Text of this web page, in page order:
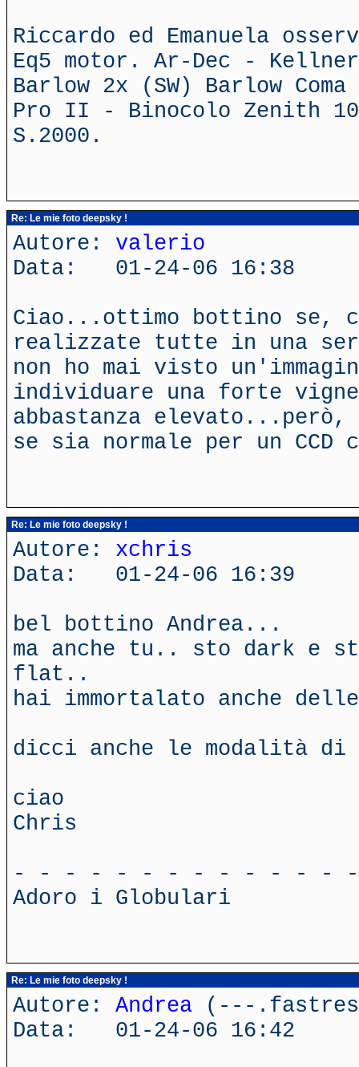
Riccardo ed Emanuela
Eq5 motor. Ar-Dec -
Barlow 2x (SW) Barlow
Pro II - Binocolo Zenith
S.2000.
Re: Le mie foto deepsky !
Autore: valerio
Data: 01-24-06 16:38
Ciao...ottimo bottino se,
realizzate tutte in una
non ho mai visto
individuare una forte
abbastanza
se sia normale per un
Re: Le mie foto deepsky !
Autore: xchris
Data: 01-24-06 16:39
bel bottino Andrea...
ma anche tu.. sto dark
flat..
hai immortalato anche
dicci anche le modalità di
ciao
Chris
- - - - - - - - - - - - -
Adoro i Globulari
Re: Le mie foto deepsky !
Autore: Andrea (---
Data: 01-24-06 16:42